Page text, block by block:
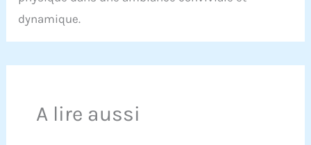
dynamique.
A lire aussi